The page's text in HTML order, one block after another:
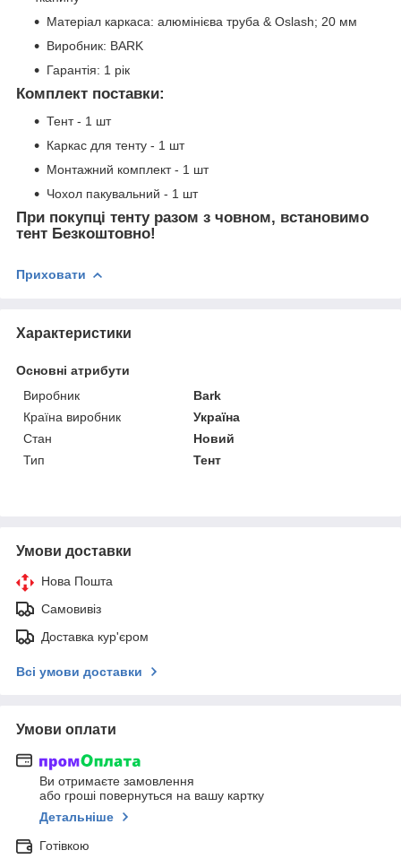
Матеріал каркаса: алюмінієва труба & Oslash; 20 мм
Виробник: BARK
Гарантія: 1 рік
Комплект поставки:
Тент - 1 шт
Каркас для тенту - 1 шт
Монтажний комплект - 1 шт
Чохол пакувальний - 1 шт
При покупці тенту разом з човном, встановимо
тент Безкоштовно!
Приховати
Характеристики
Основні атрибути
Виробник
Bark
Країна виробник
Україна
Стан
Новий
Тип
Тент
Умови доставки
Нова Пошта
Самовивіз
Доставка кур'єром
Всі умови доставки
Умови оплати
Ви отримаєте замовлення
або гроші повернуться на вашу картку
Детальніше
Готівкою